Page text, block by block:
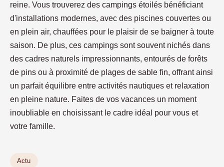
reine. Vous trouverez des campings étoilés bénéficiant
d'installations modernes, avec des piscines couvertes ou
en plein air, chauffées pour le plaisir de se baigner à toute
saison. De plus, ces campings sont souvent nichés dans
des cadres naturels impressionnants, entourés de forêts
de pins ou à proximité de plages de sable fin, offrant ainsi
un parfait équilibre entre activités nautiques et relaxation
en pleine nature. Faites de vos vacances un moment
inoubliable en choisissant le cadre idéal pour vous et
votre famille.
Actu